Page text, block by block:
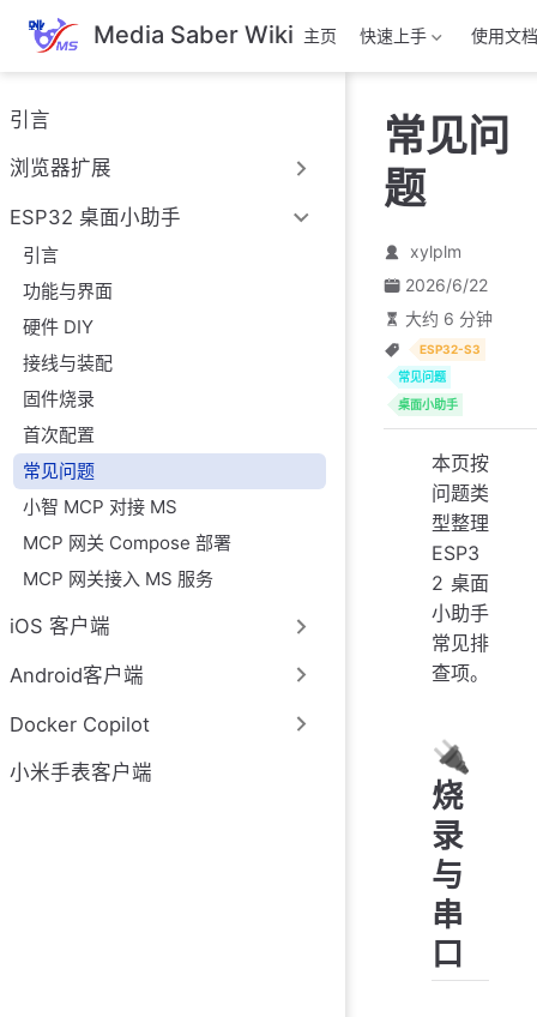
跳
至
主
要
內
容
Media Saber Wiki 主页 快速上手 使用文档
引言
浏览器扩展
ESP32 桌面小助手
引言
功能与界面
硬件 DIY
接线与装配
固件烧录
首次配置
常见问题
小智 MCP 对接 MS
MCP 网关 Compose 部署
MCP 网关接入 MS 服务
iOS 客户端
Android客户端
Docker Copilot
小米手表客户端
常见问
题
xylplm
2026/6/22
大约 6 分钟
ESP32-S3
常见问题
桌面小助手
本页按
问题类
型整理
ESP3
2 桌面
小助手
常见排
查项。
🔌
烧
录
与
串
口